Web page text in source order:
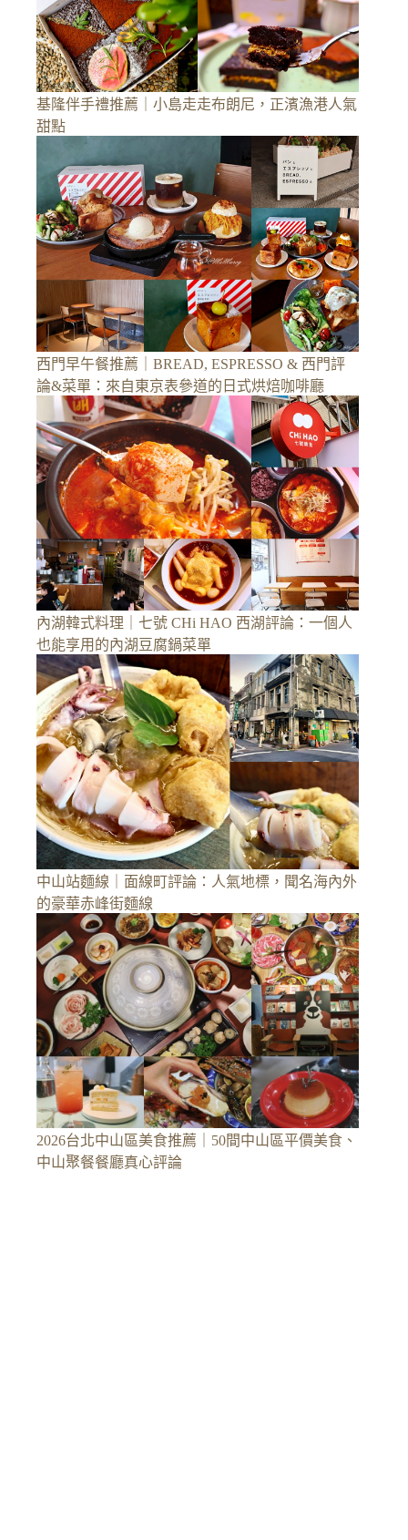
基隆伴手禮推薦｜小島走走布朗尼，正濱漁港人氣
甜點
西門早午餐推薦｜BREAD, ESPRESSO & 西門評
論&菜單：來自東京表參道的日式烘焙咖啡廳
內湖韓式料理｜七號 CHi HAO 西湖評論：一個人
也能享用的內湖豆腐鍋菜單
中山站麵線｜面線町評論：人氣地標，聞名海內外
的豪華赤峰街麵線
2026台北中山區美食推薦｜50間中山區平價美食、
中山聚餐餐廳真心評論